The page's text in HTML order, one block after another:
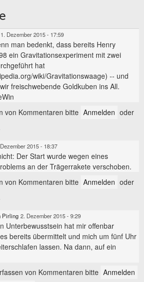
1. Dezember 2015 - 17:59
man bedenkt, dass bereits Henry
ein Gravitationsexperiment mit zwei
hat
wiki/Gravitationswaage) -- und
freischwebende Goldkuben ins All.
von Kommentaren bitte Anmelden oder
2015 - 18:37
Der Start wurde wegen eines
an der Trägerrakete verschoben.
von Kommentaren bitte Anmelden oder
Pirling 2. Dezember 2015 - 9:29
Unterbewusstsein hat mir offenbar
bereits übermittelt und mich um fünf Uhr
lassen. Na dann, auf ein
von Kommentaren bitte Anmelden